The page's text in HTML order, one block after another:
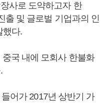
사로 도약하고자 한
출 및 글로벌 기업과의 인
했다.
국 내에 모회사 한불화
어가 2017년 상반기 가